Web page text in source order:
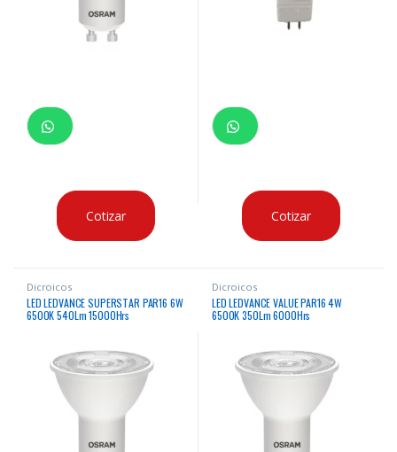
Cotizar Cotizar
Dicroicos
LED LEDVANCE SUPERSTAR PAR16 6W
6500K 540Lm 15000Hrs
Dicroicos
LED LEDVANCE VALUE PAR16 4W
6500K 350Lm 6000Hrs